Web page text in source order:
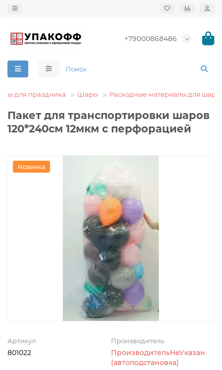
+79000868486
для праздника Шары Расходные материалы для
Пакет для транспортировки шаров
120*240см 12мкм с перфорацией
Новинка
Артикул
801022
Производитель
ПроизводительНеУказан
(автоподстановка)